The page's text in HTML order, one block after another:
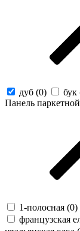
дуб (0) бук
Панель
1-полосная (0)
французская